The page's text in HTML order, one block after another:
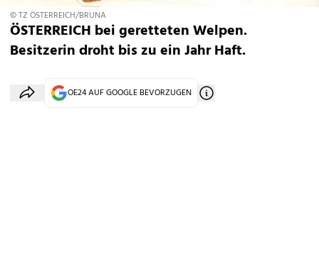
© TZ ÖSTERREICH/BRUNA
ÖSTERREICH bei geretteten Welpen.
Besitzerin droht bis zu ein Jahr Haft.
OE24 AUF GOOGLE BEVORZUGEN